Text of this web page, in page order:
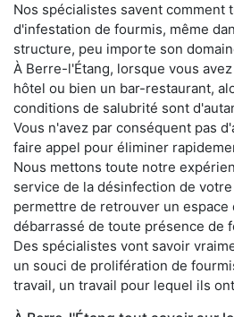
Nos spécialistes savent comment
d'infestation de fourmis, même
structure, peu importe son
À Berre-l'Étang, lorsque vous
hôtel ou bien un bar-restaurant,
conditions de salubrité sont
Vous n'avez par conséquent pas
faire appel pour éliminer
Nous mettons toute notre
service de la désinfection de
permettre de retrouver un espace
débarrassé de toute présence de
Des spécialistes vont savoir
un souci de prolifération de
travail, un travail pour lequel ils